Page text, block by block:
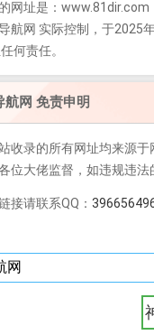
的网址是：www.81dir.com
航网 实际控制，于2025
何责任。
航网 免责申明
收录的所有网址均来源
位大佬监督，如违规违法
接请联系QQ：